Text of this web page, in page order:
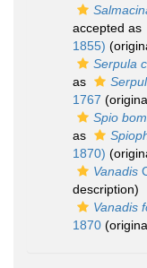
accepted as
1855)
Serpula
as
1767
Spio
as
1870)
Vanadis
description)
Vanadis
1870